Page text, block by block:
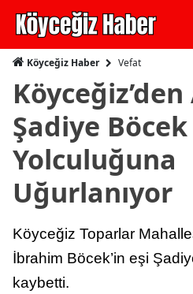
Köyceğiz Haber Vefat
Köyceğiz’den
Şadiye Böcek
Yolculuğuna
Uğurlanıyor
Köyceğiz Toparlar
İbrahim Böcek’in eşi
kaybetti.